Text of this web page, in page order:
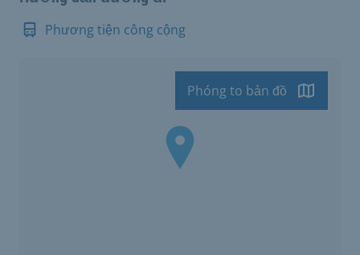
Phương tiện công cộng
Phóng to bản đồ